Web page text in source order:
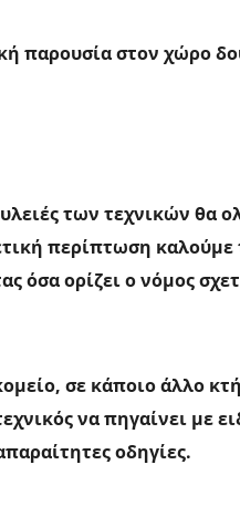
παρουσία στον χώρο
των τεχνικών θα
περίπτωση καλούμε
όσα ορίζει ο νόμος
σε κάποιο άλλο
να πηγαίνει με
οδηγίες.